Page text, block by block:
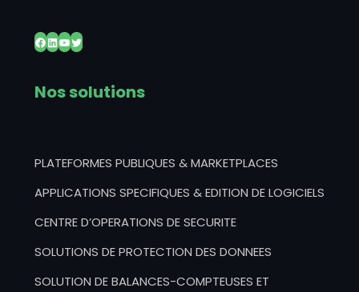
Facebook
LinkedIn
YouTube
Twitter
Nos solutions
PLATEFORMES PUBLIQUES & MARKETPLACES
APPLICATIONS SPECIFIQUES & EDITION DE LOGICIELS
CENTRE D’OPERATIONS DE SECURITE
SOLUTIONS DE PROTECTION DES DONNEES
SOLUTION DE BALANCES-COMPTEUSES ET